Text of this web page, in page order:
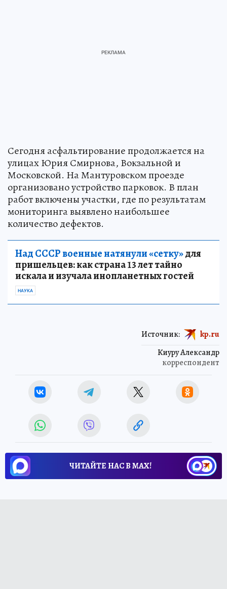
Сегодня асфальтирование продолжается на
улицах Юрия Смирнова, Вокзальной и
Московской. На Мантуровском проезде
организовано устройство парковок. В план
работ включены участки, где по результатам
мониторинга выявлено наибольшее
количество дефектов.
Над СССР военные натянули «сетку»для
пришельцев: как страна 13 лет тайно
искала и изучала инопланетных гостей
НАУКА
Киуру Александр
корреспондент
Источник: kp.ru
ЧИТАЙТЕ НАС В МАХ!